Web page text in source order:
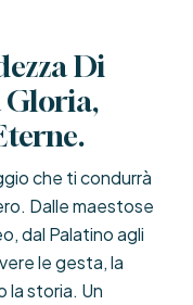
Di
Gloria,
che ti condurrà
Dalle maestose
dal Palatino agli
le gesta, la
la storia. Un